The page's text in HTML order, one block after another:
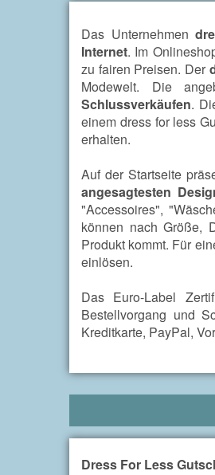
Das Unternehmen
Internet. Im
zu fairen Preisen. Der
Modewelt. Die
Schlussverkäufen.
einem dress for less
erhalten.
Auf der Startseite
angesagtesten
"Accessoires",
können nach Größe,
Produkt kommt. Für
einlösen.
Das Euro-Label
Bestellvorgang und
Kreditkarte, PayPal,
Dress For Less